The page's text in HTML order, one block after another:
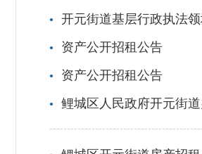
开元街道基层行政执法
资产公开招租公告
资产公开招租公告
鲤城区人民政府开元街